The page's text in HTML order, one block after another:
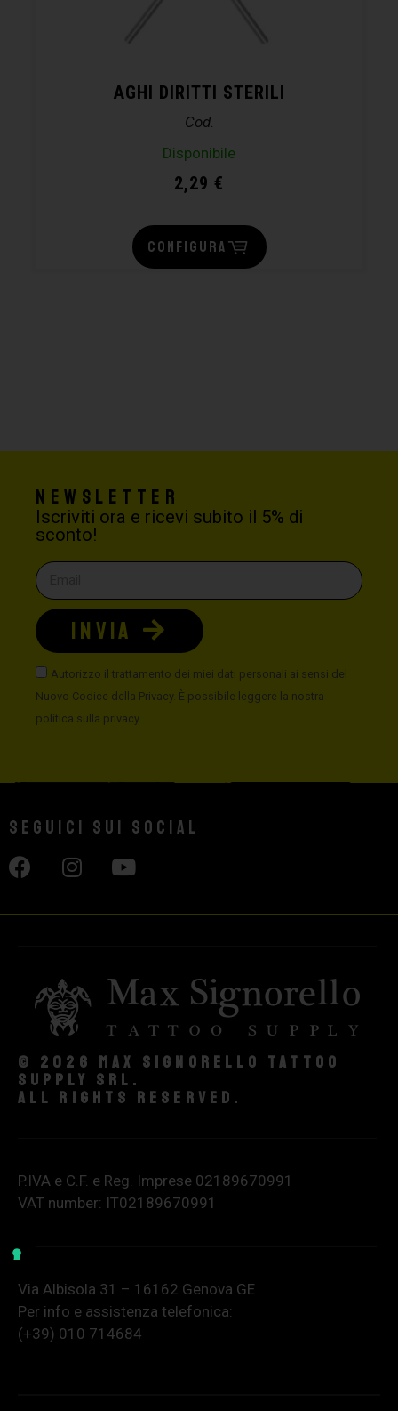
AGHI DIRITTI STERILI
Cod.
Disponibile
2,29 €
CONFIGURA
Newsletter
Iscriviti ora e ricevi subito il 5% di
sconto!
Autorizzo il trattamento dei miei dati personali ai sensi del
Nuovo Codice della Privacy. È possibile leggere la nostra
politica sulla privacy
INVIA
Seguici sui social
© 2026 Max Signorello Tattoo
supply srl.
All rights reserved.
P.IVA e C.F. e Reg. Imprese 02189670991
VAT number: IT02189670991
Via Albisola 31 – 16162 Genova GE
Per info e assistenza telefonica:
(+39) 010 714684